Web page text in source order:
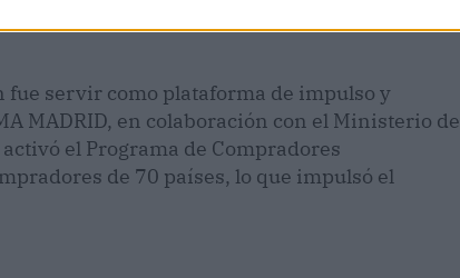
fue servir como plataforma de impulso y
MADRID, en colaboración con el Ministerio de
el Programa de Compradores
de 70 países, lo que impulsó el